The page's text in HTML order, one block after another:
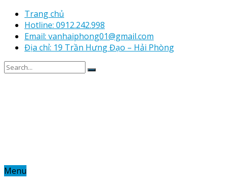
Trang chủ
Hotline: 0912.242.998
Email: vanhaiphong01@gmail.com
Địa chỉ: 19 Trần Hưng Đạo – Hải Phòng
Menu